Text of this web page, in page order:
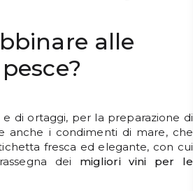
alle
di ortaggi, per la preparazione di
anche i condimenti di mare, che
fresca ed elegante, con cui
dei migliori vini per le